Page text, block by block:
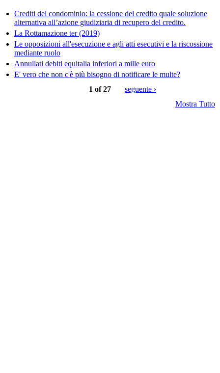
Crediti del condominio: la cessione del credito quale soluzione
alternativa all’azione giudiziaria di recupero del credito.
La Rottamazione ter (2019)
Le opposizioni all'esecuzione e agli atti esecutivi e la riscossione
mediante ruolo
Annullati debiti equitalia inferiori a mille euro
E' vero che non c'è più bisogno di notificare le multe?
1 of 27
seguente ›
Mostra Tutto